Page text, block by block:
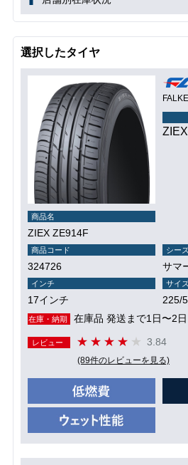
選択したタイヤ
商品名
ZIEX ZE914F
商品コード
324726
シー
サマ
インチ
17インチ
サイ
225/
在庫・納期 在庫品 発送まで1日〜2日
レビュー 3.84
(89件のレビューを見る)